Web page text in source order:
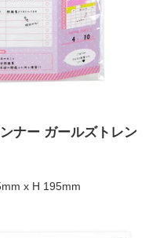
ナー ガールズトレン
x H 195mm